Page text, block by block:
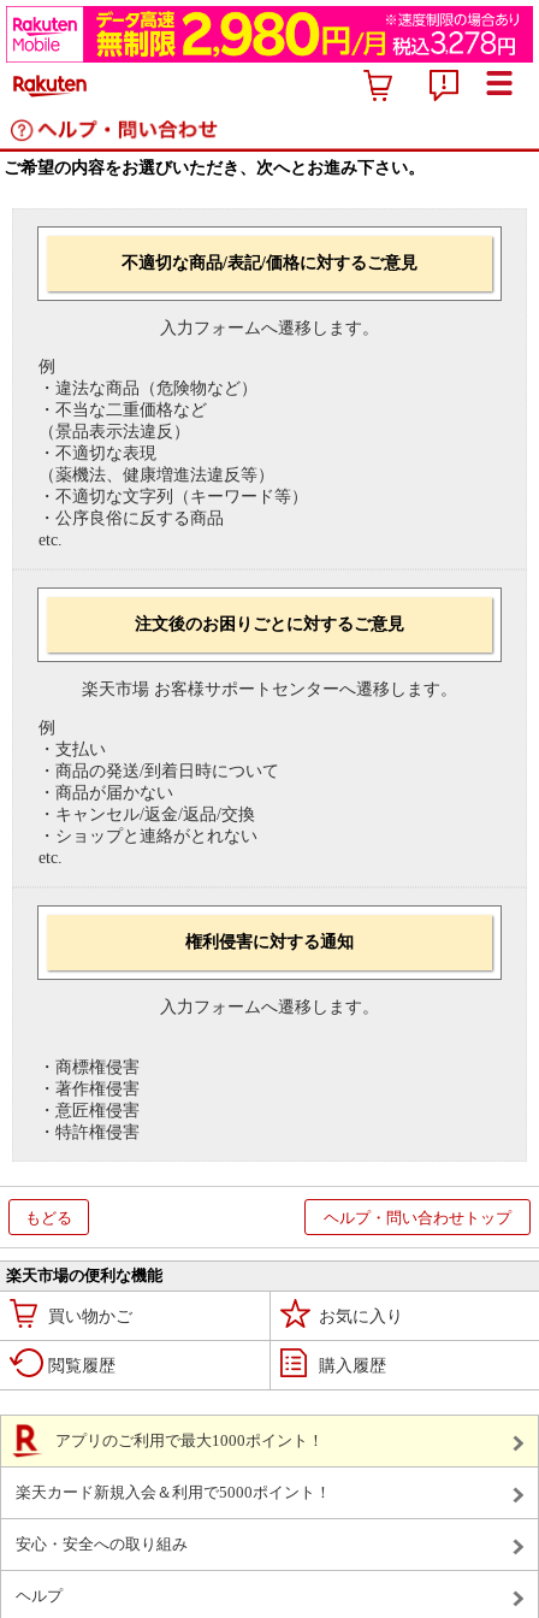
ご希望の内容をお選びいただき、次へとお進み下さい。
不適切な商品/表記/価格に対するご意見
入力フォームへ遷移します。
例
・違法な商品（危険物など）
・不当な二重価格など
（景品表示法違反）
・不適切な表現
（薬機法、健康増進法違反等）
・不適切な文字列（キーワード等）
・公序良俗に反する商品
etc.
注文後のお困りごとに対するご意見
楽天市場 お客様サポートセンターへ遷移します。
例
・支払い
・商品の発送/到着日時について
・商品が届かない
・キャンセル/返金/返品/交換
・ショップと連絡がとれない
etc.
権利侵害に対する通知
入力フォームへ遷移します。
・商標権侵害
・著作権侵害
・意匠権侵害
・特許権侵害
もどる ヘルプ・問い合わせトップ
楽天市場の便利な機能
買い物かご お気に入り
閲覧履歴 購入履歴
アプリのご利用で最大1000ポイント！
楽天カード新規入会＆利用で5000ポイント！
安心・安全への取り組み
ヘルプ